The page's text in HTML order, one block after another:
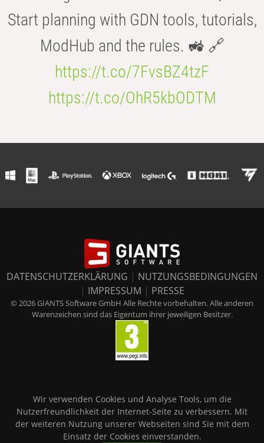
Start planning with GDN tools, tutorials,
ModHub and the rules. 🚜 🔗
https://t.co/7FvsBZ4tzF
https://t.co/OhR5kbODTM
DATENSCHUTZERKLÄRUNG | NUTZUNGSBEDINGUNGEN
| IMPRESSUM | PRESSE
© 2026 GIANTS Software GmbH Alle Rechte vorbehalten. Alle anderen
Warenzeichen sind das Eigentum ihrer jeweiligen Besitzer.
Wir verwenden Cookies und Analyse Tools, um die
Nutzerfreundlichkeit der Internet-Seite zu verbessern. Mit
der weiteren Nutzung unserer Webseiten sind Sie mit dem
Einsatz der Cookies einverstanden.